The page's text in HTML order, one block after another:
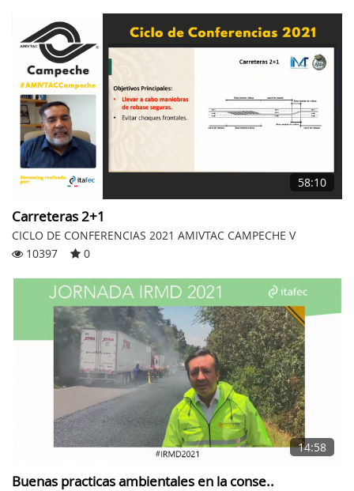
58:10
Carreteras 2+1
CICLO DE CONFERENCIAS 2021 AMIVTAC CAMPECHE V
10397
0
14:58
Buenas practicas ambientales en la conse..